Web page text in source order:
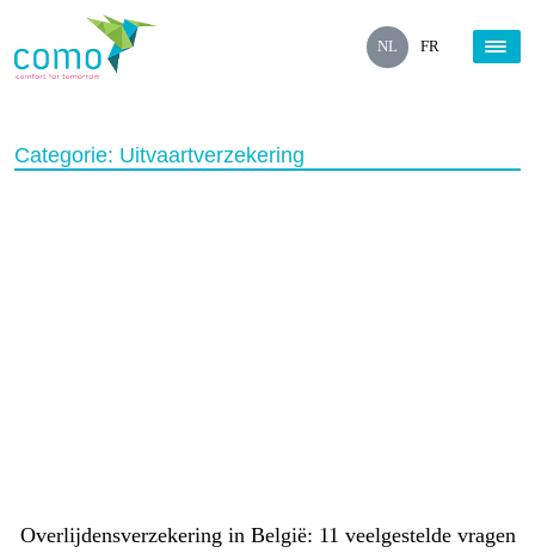
NL FR
Categorie: Uitvaartverzekering
Overlijdensverzekering in België: 11 veelgestelde vragen